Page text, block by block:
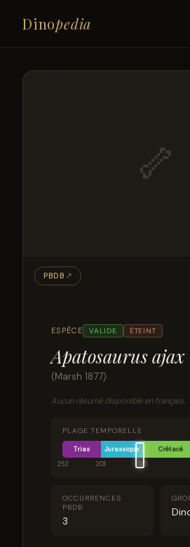
Dinopedia
ESPÈCE VALIDE ÉTEINT
Apatosaurus ajax
(Marsh 1877)
Aucun résumé disponible en français.
PLAGE TEMPORELLE
Trias Jurassique Crétacé
252
201 145
OCCURRENCES
PBDB
3
🦴
PBDB ↗